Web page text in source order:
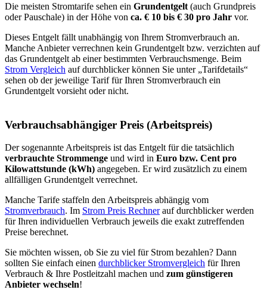
Die meisten Stromtarife sehen ein Grundentgelt (auch Grundpreis
oder Pauschale) in der Höhe von ca. € 10 bis € 30 pro Jahr vor.
Dieses Entgelt fällt unabhängig von Ihrem Stromverbrauch an.
Manche Anbieter verrechnen kein Grundentgelt bzw. verzichten auf
das Grundentgelt ab einer bestimmten Verbrauchsmenge. Beim
Strom Vergleich auf durchblicker können Sie unter „Tarifdetails“
sehen ob der jeweilige Tarif für Ihren Stromverbrauch ein
Grundentgelt vorsieht oder nicht.
Verbrauchsabhängiger Preis (Arbeitspreis)
Der sogenannte Arbeitspreis ist das Entgelt für die tatsächlich
verbrauchte Strommenge und wird in Euro bzw. Cent pro
Kilowattstunde (kWh) angegeben. Er wird zusätzlich zu einem
allfälligen Grundentgelt verrechnet.
Manche Tarife staffeln den Arbeitspreis abhängig vom
Stromverbrauch. Im Strom Preis Rechnerauf durchblicker werden
für Ihren individuellen Verbrauch jeweils die exakt zutreffenden
Preise berechnet.
Sie möchten wissen, ob Sie zu viel für Strom bezahlen? Dann
sollten Sie einfach einen durchblicker Stromvergleich für Ihren
Verbrauch & Ihre Postleitzahl machen und zum günstigeren
Anbieter wechseln!